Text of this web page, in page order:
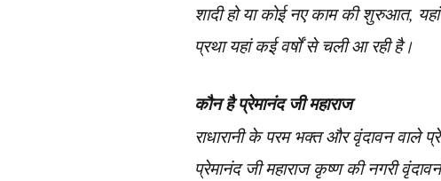
शादी हो या कोई नए काम की शुरुआत,
प्रथा यहां कई वर्षों से चली आ रही है।
कौन है प्रेमानंद जी महाराज
राधारानी के परम भक्त और वृंदावन वाले
प्रेमानंद जी महाराज कृष्ण की नगरी